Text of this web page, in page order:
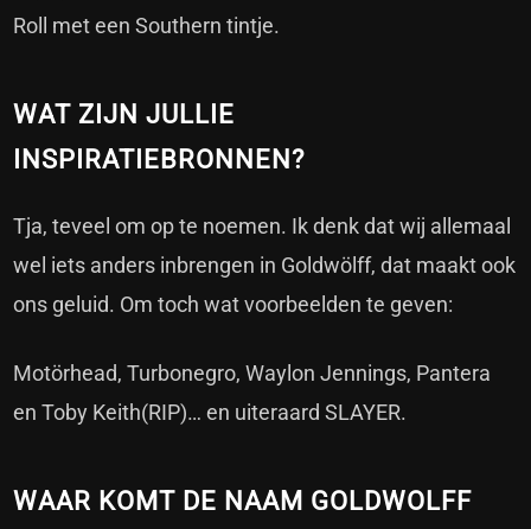
Roll met een Southern tintje.
WAT ZIJN JULLIE
INSPIRATIEBRONNEN?
Tja, teveel om op te noemen. Ik denk dat wij allemaal
wel iets anders inbrengen in Goldwölff, dat maakt ook
ons geluid. Om toch wat voorbeelden te geven:
Motörhead, Turbonegro, Waylon Jennings, Pantera
en Toby Keith(RIP)… en uiteraard SLAYER.
WAAR KOMT DE NAAM GOLDWOLFF